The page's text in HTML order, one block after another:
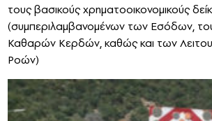
τους βασικούς χρηματοοικονομικούς
(συμπεριλαμβανομένων των Εσόδων,
Καθαρών Κερδών, καθώς και των
Ροών)